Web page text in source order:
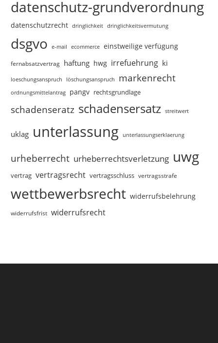
datenschutz-grundverordnung
datenschutzrecht dringlichkeit dringlichkeitsvermutung
dsgvo e-mail ecommerce einstweilige verfügung
fernabsatzvertrag haftung hwg irrefuehrung ki
loeschungsanspruch löschungsanspruch markenrecht
ordnungsmittelantrag pangv rechtsgrundlage
schadenseratz schadensersatz streitwert
uklag unterlassung unterlassungserklaerung
urheberrecht urheberrechtsverletzung uwg
vertrag vertragsrecht vertragsschluss vertragsstrafe
wettbewerbsrecht widerrufsbelehrung
widerrufsfrist widerrufsrecht